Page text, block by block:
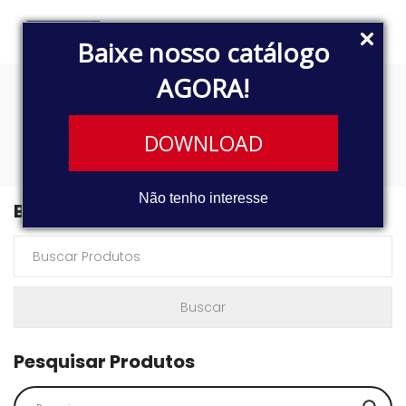
Baixe nosso catálogo
AGORA!
DOWNLOAD
Não tenho interesse
3332
Buscar Produtos
Pesquisar Produtos